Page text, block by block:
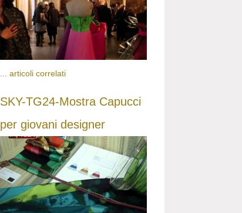
articoli correlati
SKY-TG24-Mostra Capucci
per giovani designer